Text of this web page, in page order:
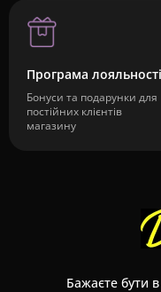
Програма лояльності
Бонуси та подарунки для
постійних клієнтів
магазину
Бажаєте бути в